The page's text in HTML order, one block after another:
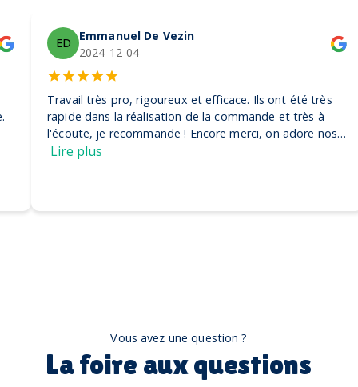
ED
Emmanuel De Vezin
2024-12-04
Travail très pro, rigoureux et efficace. Ils ont été très
rapide dans la réalisation de la commande et très à
l'écoute, je recommande ! Encore merci, on adore nos
casquettes
Lire plus
Vous avez une question ?
La foire aux questions